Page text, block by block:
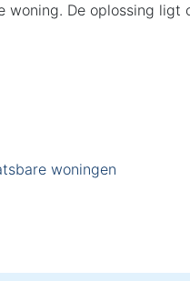
De oplossing ligt
woningen